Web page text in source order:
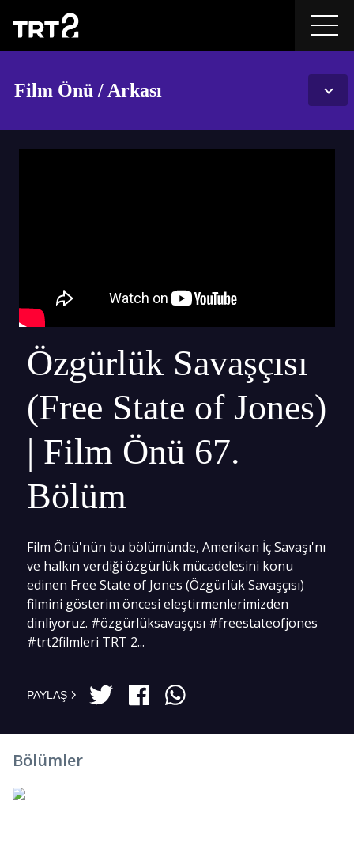
Film Önü / Arkası
Özgürlük Savaşçısı
(Free State of Jones)
| Film Önü 67.
Bölüm
Film Önü'nün bu bölümünde, Amerikan İç Savaşı'nı
ve halkın verdiği özgürlük mücadelesini konu
edinen Free State of Jones (Özgürlük Savaşçısı)
filmini gösterim öncesi eleştirmenlerimizden
dinliyoruz. #özgürlüksavaşçısı #freestateofjones
#trt2filmleri TRT 2...
PAYLAŞ
Bölümler